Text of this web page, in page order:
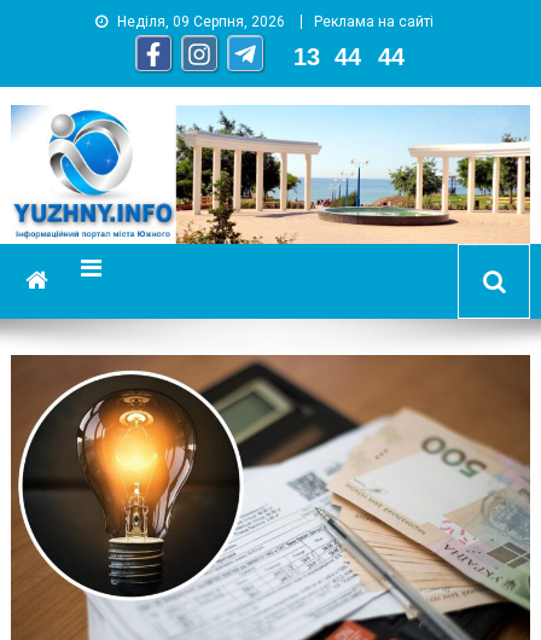
Неділя, 09 Серпня, 2026 Реклама на сайті
13 44 45
YUZHNY.INFO
информационный портал города Южный